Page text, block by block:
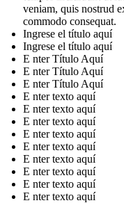
veniam, quis nostrud
commodo consequat.
Ingrese el título aquí
Ingrese el título aquí
E nter Título Aquí
E nter Título Aquí
E nter Título Aquí
E nter texto aquí
E nter texto aquí
E nter texto aquí
E nter texto aquí
E nter texto aquí
E nter texto aquí
E nter texto aquí
E nter texto aquí
E nter texto aquí